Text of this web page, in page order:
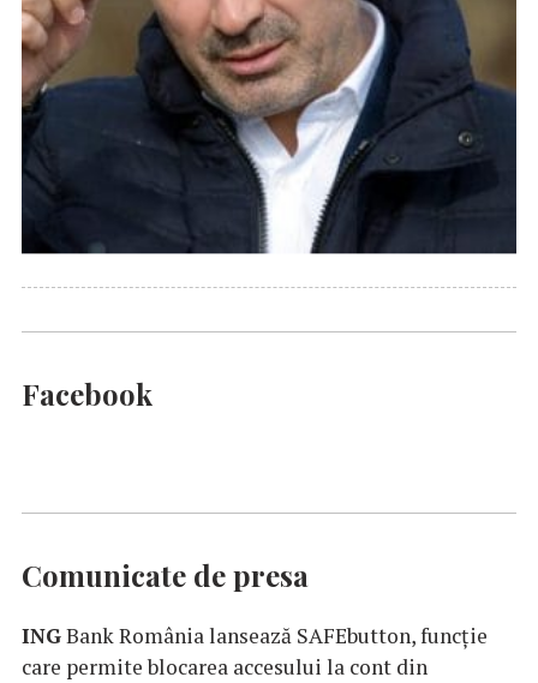
Facebook
Comunicate de presa
INGBank România lansează SAFEbutton, funcţie
care permite blocarea accesului la cont din